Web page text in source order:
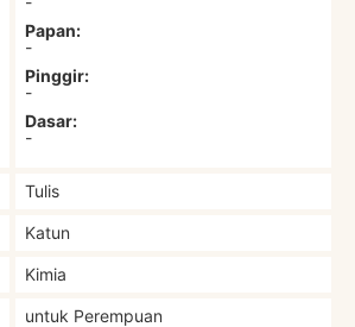
Papan:
-
Pinggir:
-
Dasar:
-
Tulis
Katun
Kimia
untuk Perempuan